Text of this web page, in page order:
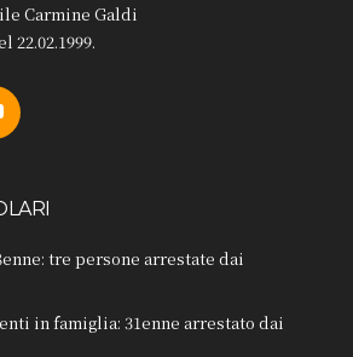
Carmine Galdi
22.02.1999.
tre persone arrestate dai
in famiglia: 31enne arrestato dai